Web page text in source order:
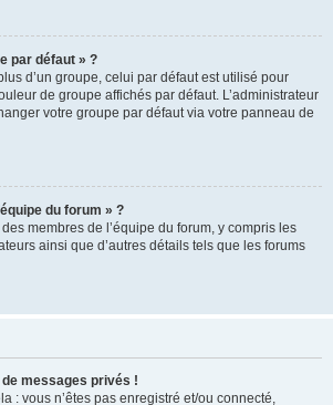
par défaut » ?
d’un groupe, celui par défaut est utilisé pour
de groupe affichés par défaut. L’administrateur
votre groupe par défaut via votre panneau de
du forum » ?
membres de l’équipe du forum, y compris les
ainsi que d’autres détails tels que les forums
messages privés !
: vous n’êtes pas enregistré et/ou connecté,